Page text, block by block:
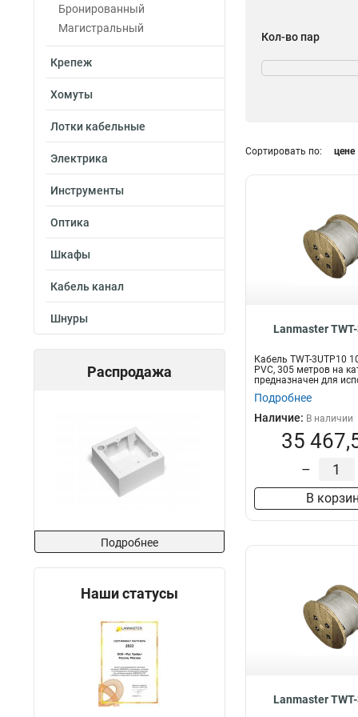
Бронированный
Магистральный
Крепеж
Хомуты
Лотки кабельные
Электрика
Инструменты
Оптика
Шкафы
Кабель канал
Шнуры
Распродажа
Подробнее
Наши статусы
Кол-во пар
16 1
10 10
6,0мм
Сортировать по: цене
Lanmaster
Кабель TWT-3UTP10
PVC, 305 метров на
предназначен для
Подробнее
Наличие: В наличии
35
–
В
Lanmaster